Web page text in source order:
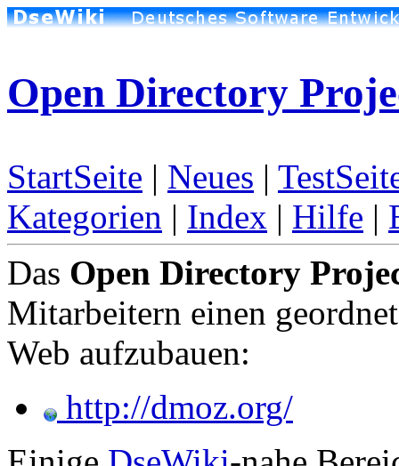
Open Directory
StartSeite | Neues |
Kategorien | Index | Hilfe |
Das Open Directory
Mitarbeitern einen
Web aufzubauen:
http://dmoz.org/